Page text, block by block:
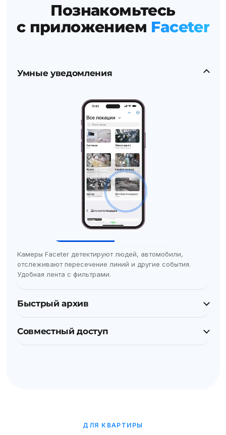
Познакомьтесь
с приложением Faceter
Умные уведомления
Камеры Faceter детектируют людей, автомобили,
отслеживают пересечение линий и другие события.
Удобная лента с фильтрами.
Быстрый архив
Совместный доступ
ДЛЯ КВАРТИРЫ